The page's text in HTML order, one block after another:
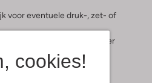
cookies!
voor eventuele druk-, zet- of
worden niet zonder
aan externen.